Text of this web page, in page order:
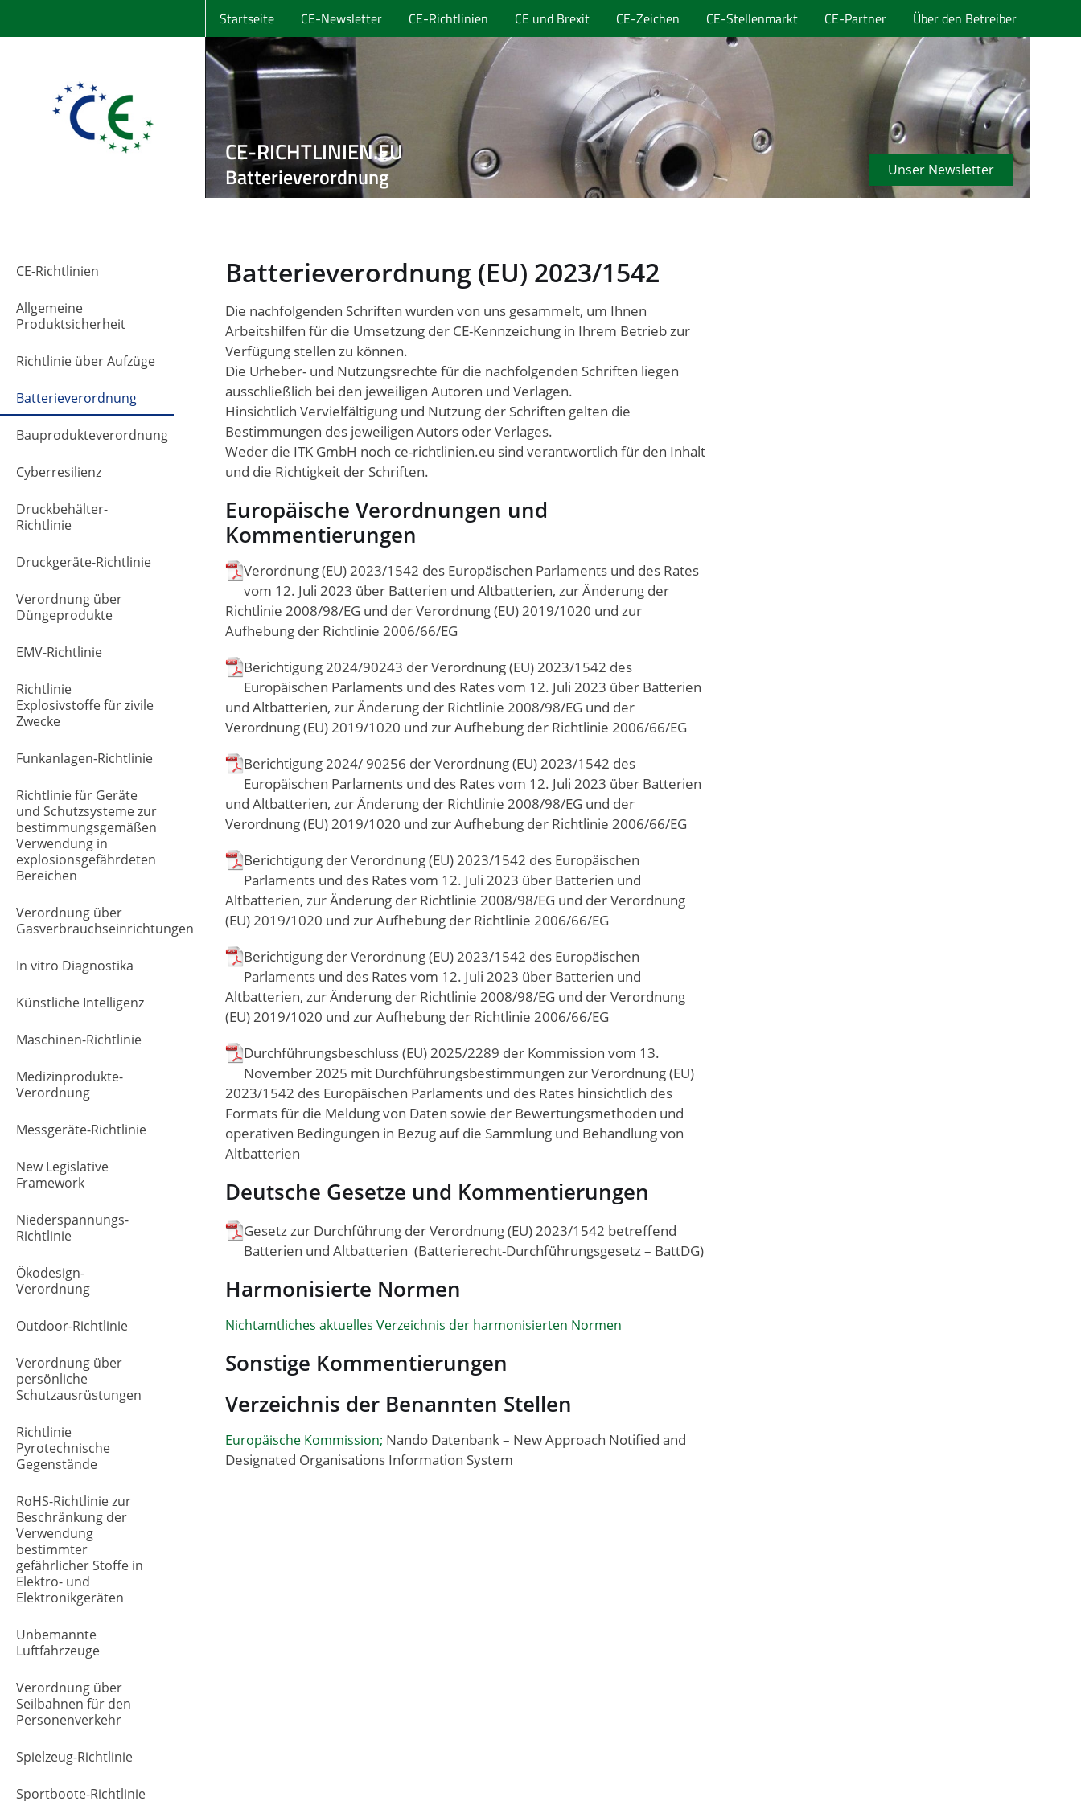
Startseite CE-Newsletter CE-Richtlinien CE und Brexit CE-Zeichen CE-Stellenmarkt CE-Partner Über den Betreiber
CE-RICHTLINIEN.EU
Batterieverordnung Unser Newsletter
CE-Richtlinien
Allgemeine
Produktsicherheit
Richtlinie über Aufzüge
Batterieverordnung
Bauprodukteverordnung
Cyberresilienz
Druckbehälter-
Richtlinie
Druckgeräte-Richtlinie
Verordnung über
Düngeprodukte
EMV-Richtlinie
Richtlinie
Explosivstoffe für zivile
Zwecke
Funkanlagen-Richtlinie
Richtlinie für Geräte
und Schutzsysteme zur
bestimmungsgemäßen
Verwendung in
explosionsgefährdeten
Bereichen
Verordnung über
Gasverbrauchseinrichtungen
In vitro Diagnostika
Künstliche Intelligenz
Maschinen-Richtlinie
Medizinprodukte-
Verordnung
Messgeräte-Richtlinie
New Legislative
Framework
Niederspannungs-
Richtlinie
Ökodesign-
Verordnung
Outdoor-Richtlinie
Verordnung über
persönliche
Schutzausrüstungen
Richtlinie
Pyrotechnische
Gegenstände
RoHS-Richtlinie zur
Beschränkung der
Verwendung
bestimmter
gefährlicher Stoffe in
Elektro- und
Elektronikgeräten
Unbemannte
Luftfahrzeuge
Verordnung über
Seilbahnen für den
Personenverkehr
Spielzeug-Richtlinie
Sportboote-Richtlinie
Batterieverordnung (EU) 2023/1542
Die nachfolgenden Schriften wurden von uns gesammelt, um Ihnen
Arbeitshilfen für die Umsetzung der CE-Kennzeichung in Ihrem Betrieb zur
Verfügung stellen zu können.
Die Urheber- und Nutzungsrechte für die nachfolgenden Schriften liegen
ausschließlich bei den jeweiligen Autoren und Verlagen.
Hinsichtlich Vervielfältigung und Nutzung der Schriften gelten die
Bestimmungen des jeweiligen Autors oder Verlages.
Weder die ITK GmbH noch ce-richtlinien.eu sind verantwortlich für den Inhalt
und die Richtigkeit der Schriften.
Europäische Verordnungen und
Kommentierungen
Verordnung (EU) 2023/1542 des Europäischen Parlaments und des Rates
vom 12. Juli 2023 über Batterien und Altbatterien, zur Änderung der
Richtlinie 2008/98/EG und der Verordnung (EU) 2019/1020 und zur
Aufhebung der Richtlinie 2006/66/EG
Berichtigung 2024/90243 der Verordnung (EU) 2023/1542 des
Europäischen Parlaments und des Rates vom 12. Juli 2023 über Batterien
und Altbatterien, zur Änderung der Richtlinie 2008/98/EG und der
Verordnung (EU) 2019/1020 und zur Aufhebung der Richtlinie 2006/66/EG
Berichtigung 2024/ 90256 der Verordnung (EU) 2023/1542 des
Europäischen Parlaments und des Rates vom 12. Juli 2023 über Batterien
und Altbatterien, zur Änderung der Richtlinie 2008/98/EG und der
Verordnung (EU) 2019/1020 und zur Aufhebung der Richtlinie 2006/66/EG
Berichtigung der Verordnung (EU) 2023/1542 des Europäischen
Parlaments und des Rates vom 12. Juli 2023 über Batterien und
Altbatterien, zur Änderung der Richtlinie 2008/98/EG und der Verordnung
(EU) 2019/1020 und zur Aufhebung der Richtlinie 2006/66/EG
Berichtigung der Verordnung (EU) 2023/1542 des Europäischen
Parlaments und des Rates vom 12. Juli 2023 über Batterien und
Altbatterien, zur Änderung der Richtlinie 2008/98/EG und der Verordnung
(EU) 2019/1020 und zur Aufhebung der Richtlinie 2006/66/EG
Durchführungsbeschluss (EU) 2025/2289 der Kommission vom 13.
November 2025 mit Durchführungsbestimmungen zur Verordnung (EU)
2023/1542 des Europäischen Parlaments und des Rates hinsichtlich des
Formats für die Meldung von Daten sowie der Bewertungsmethoden und
operativen Bedingungen in Bezug auf die Sammlung und Behandlung von
Altbatterien
Deutsche Gesetze und Kommentierungen
Gesetz zur Durchführung der Verordnung (EU) 2023/1542 betreffend
Batterien und Altbatterien (Batterierecht-Durchführungsgesetz – BattDG)
Harmonisierte Normen
Nichtamtliches aktuelles Verzeichnis der harmonisierten Normen
Sonstige Kommentierungen
Verzeichnis der Benannten Stellen
Europäische Kommission; Nando Datenbank – New Approach Notified and
Designated Organisations Information System